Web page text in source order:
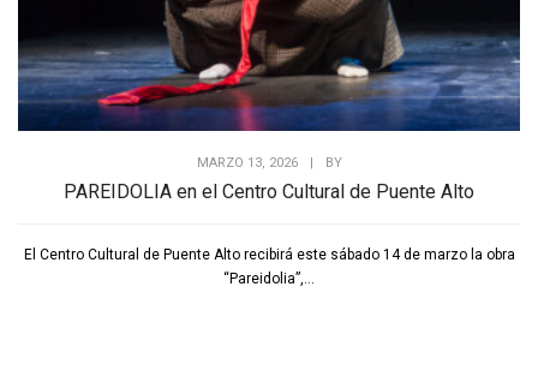
MARZO 13, 2026 | BY
PAREIDOLIA en el Centro Cultural de Puente Alto
El Centro Cultural de Puente Alto recibirá este sábado 14 de marzo la obra
“Pareidolia”,...